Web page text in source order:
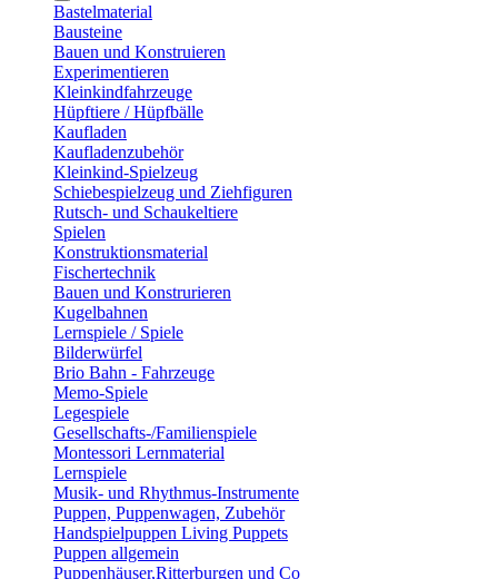
Bastelmaterial
Bausteine
Bauen und Konstruieren
Experimentieren
Kleinkindfahrzeuge
Hüpftiere / Hüpfbälle
Kaufladen
Kaufladenzubehör
Kleinkind-Spielzeug
Schiebespielzeug und Ziehfiguren
Rutsch- und Schaukeltiere
Spielen
Konstruktionsmaterial
Fischertechnik
Bauen und Konstrurieren
Kugelbahnen
Lernspiele / Spiele
Bilderwürfel
Brio Bahn - Fahrzeuge
Memo-Spiele
Legespiele
Gesellschafts-/Familienspiele
Montessori Lernmaterial
Lernspiele
Musik- und Rhythmus-Instrumente
Puppen, Puppenwagen, Zubehör
Handspielpuppen Living Puppets
Puppen allgemein
Puppenhäuser,Ritterburgen und Co